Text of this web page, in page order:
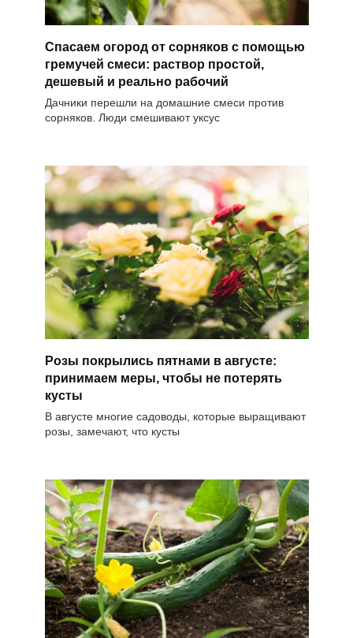
Спасаем огород от сорняков с помощью
гремучей смеси: раствор простой,
дешевый и реально рабочий
Дачники перешли на домашние смеси против
сорняков. Люди смешивают уксус
Розы покрылись пятнами в августе:
принимаем меры, чтобы не потерять
кусты
В августе многие садоводы, которые выращивают
розы, замечают, что кусты